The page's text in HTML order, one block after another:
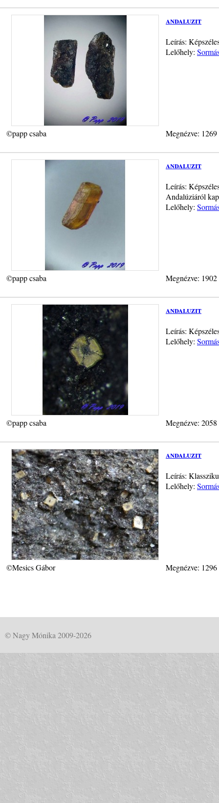
andaluzit
Leírás:
Lelőhely:
©papp csaba Megnézve:
andaluzit
Leírás:
Andalúziáról
Lelőhely:
©papp csaba Megnézve:
andaluzit
Leírás:
Lelőhely:
©papp csaba Megnézve:
andaluzit
Leírás:
Lelőhely:
©Mesics Gábor Megnézve:
© Nagy Mónika 2009-2026